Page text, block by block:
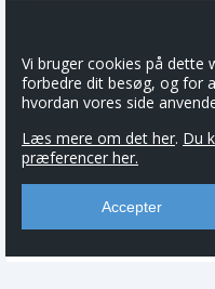
leder som en kamp?
er ikke alene. Kun...
Vi bruger cookies på dette
forbedre dit besøg, og for
hvordan vores side
Læs mere om det her. Du
præferencer her.
Accepter